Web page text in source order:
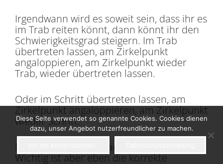
Irgendwann wird es soweit sein, dass ihr es
im Trab reiten könnt, dann könnt ihr den
Schwierigkeitsgrad steigern. Im Trab
übertreten lassen, am Zirkelpunkt
angaloppieren, am Zirkelpunkt wieder
Trab, wieder übertreten lassen.
Oder im Schritt übertreten lassen, am
Zirkelpunkt angaloppieren, am Zirkelpunkt
wieder Schritt.
Der Phantasie sind kaum Grenzen gesetzt.
Wichtig ist aber eben die korrekte
Diese Seite verwendet so genannte Cookies. Cookies dienen
dazu, unser Angebot nutzerfreundlicher zu machen.